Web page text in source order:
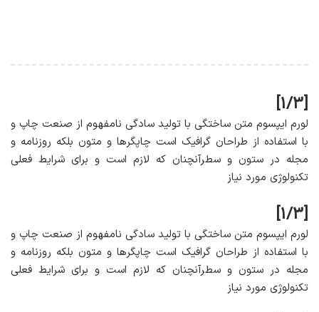
[1/3]
لورم ایپسوم متن ساختگی با تولید سادگی نامفهوم از صنعت چاپ و
با استفاده از طراحان گرافیک است چاپگرها و متون بلکه روزنامه و
مجله در ستون و سطرآنچنان که لازم است و برای شرایط فعلی
تکنولوژی مورد نیاز
[1/3]
لورم ایپسوم متن ساختگی با تولید سادگی نامفهوم از صنعت چاپ و
با استفاده از طراحان گرافیک است چاپگرها و متون بلکه روزنامه و
مجله در ستون و سطرآنچنان که لازم است و برای شرایط فعلی
تکنولوژی مورد نیاز